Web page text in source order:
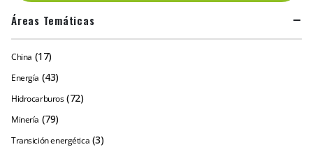
Áreas Temáticas
China (17)
Energía (43)
Hidrocarburos (72)
Minería (79)
Transición energética (3)